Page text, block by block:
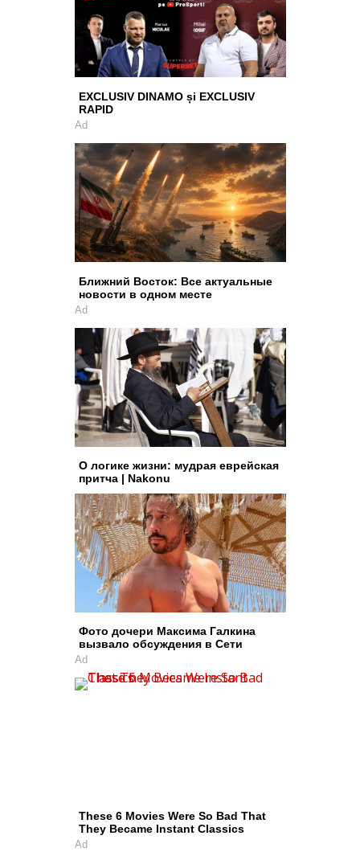
EXCLUSIV DINAMO și EXCLUSIV
RAPID
Ad
Ближний Восток: Все актуальные
новости в одном месте
Ad
О логике жизни: мудрая еврейская
притча | Nakonu
Фото дочери Максима Галкина
вызвало обсуждения в Сети
Ad
These 6 Movies Were So Bad That
They Became Instant Classics
Ad